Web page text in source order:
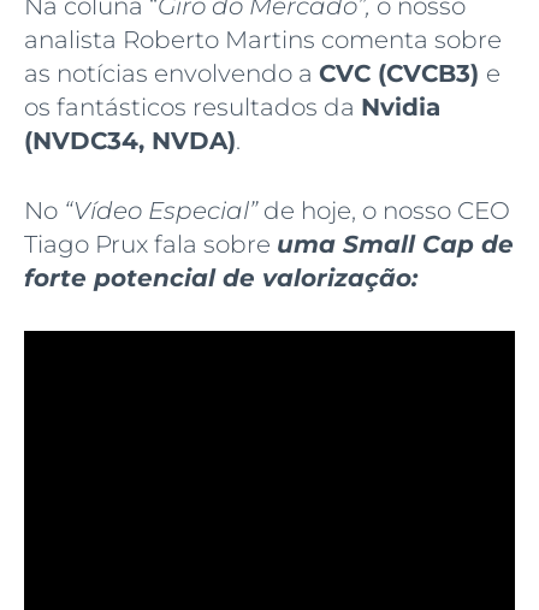
analista Roberto Martins comenta sobre
as notícias envolvendo a CVC (CVCB3) e
os fantásticos resultados da Nvidia
(NVDC34, NVDA).
No “Vídeo Especial”de hoje, o nosso CEO
Tiago Prux fala sobre uma Small Cap de
forte potencial de valorização: